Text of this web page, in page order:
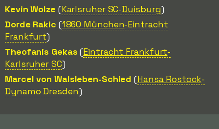
Kevin Wolze (Karlsruher SC-Duisburg)
Dorde Rakic (1860 München-Eintracht
Frankfurt)
Theofanis Gekas (Eintracht Frankfurt-
Karlsruher SC)
Marcel von Walsleben-Schied (Hansa Rostock-
Dynamo Dresden)